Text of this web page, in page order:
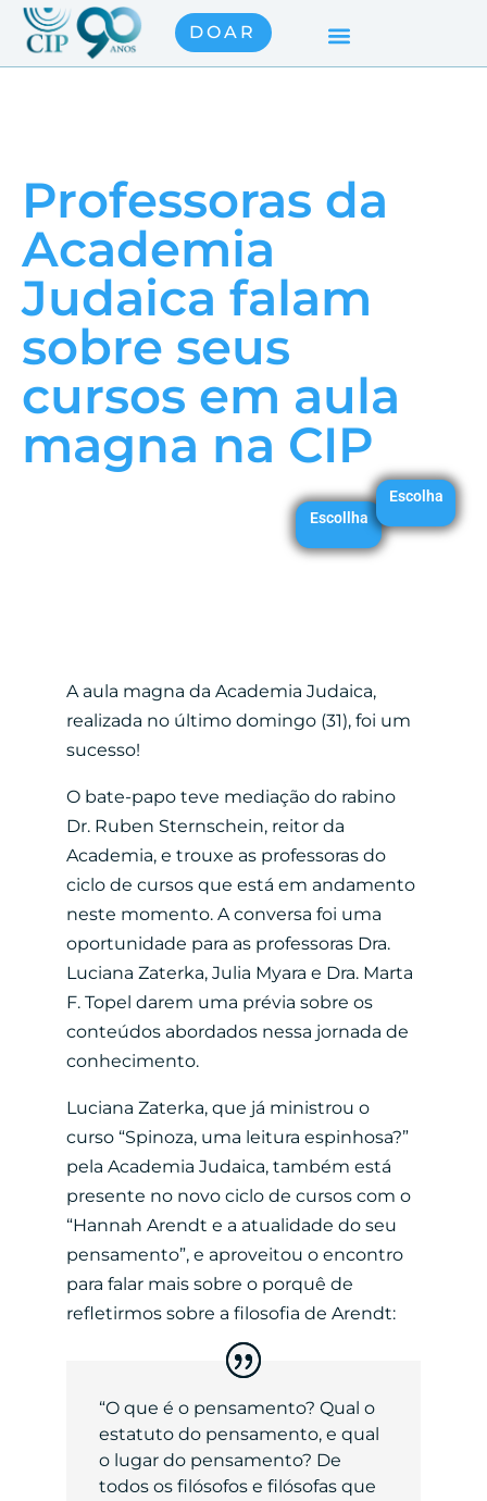
DOAR
Professoras da
Academia
Judaica falam
sobre seus
cursos em aula
magna na CIP
Escollha
Escolha
A aula magna da Academia Judaica,
realizada no último domingo (31), foi um
sucesso!
O bate-papo teve mediação do rabino
Dr. Ruben Sternschein, reitor da
Academia, e trouxe as professoras do
ciclo de cursos que está em andamento
neste momento. A conversa foi uma
oportunidade para as professoras Dra.
Luciana Zaterka, Julia Myara e Dra. Marta
F. Topel darem uma prévia sobre os
conteúdos abordados nessa jornada de
conhecimento.
Luciana Zaterka, que já ministrou o
curso “Spinoza, uma leitura espinhosa?”
pela Academia Judaica, também está
presente no novo ciclo de cursos com o
“Hannah Arendt e a atualidade do seu
pensamento”, e aproveitou o encontro
para falar mais sobre o porquê de
refletirmos sobre a filosofia de Arendt:
“O que é o pensamento? Qual o
estatuto do pensamento, e qual
o lugar do pensamento? De
todos os filósofos e filósofas que